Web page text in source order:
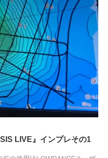
LIVE』インプレその1